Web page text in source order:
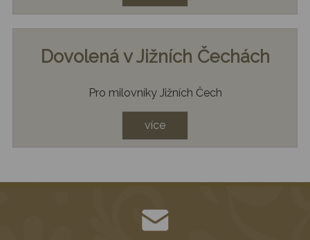
Dovolená v Jižních Čechách
Pro milovníky Jižních Čech
více